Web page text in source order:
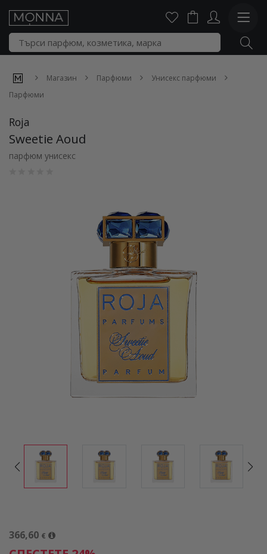
Магазин Парфюми
Унисекс парфюми
Парфюми
Roja
Sweetie Aoud
парфюм унисекс
366,60 €